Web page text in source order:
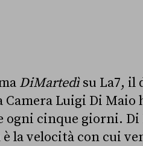
DiMartedìsu La7, il
Luigi Di Maio
ogni cinque giorni.
la velocità con cui